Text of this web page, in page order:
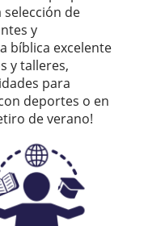
de
y
bíblica excelente
y talleres,
para
deportes o en
de verano!